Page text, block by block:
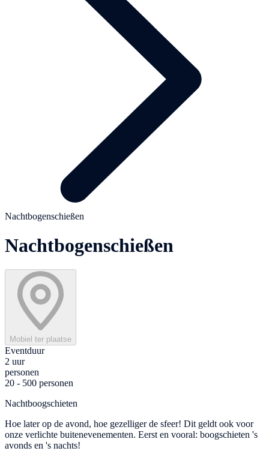
Nachtbogenschießen
Nachtbogenschießen
Mobiel ter plaatse
Eventduur
2 uur
personen
20 - 500 personen
Nachtboogschieten
Hoe later op de avond, hoe gezelliger de sfeer! Dit geldt ook voor
onze verlichte buitenevenementen. Eerst en vooral: boogschieten 's
avonds en 's nachts!